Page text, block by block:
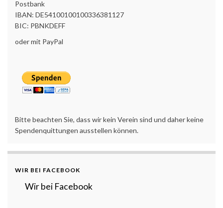
Postbank
IBAN: DE54100100100336381127
BIC: PBNKDEFF
oder mit PayPal
Bitte beachten Sie, dass wir kein Verein sind und daher keine
Spendenquittungen ausstellen können.
WIR BEI FACEBOOK
Wir bei Facebook